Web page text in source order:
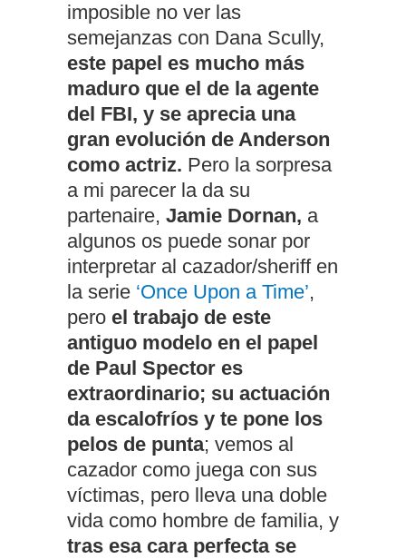
imposible no ver las
semejanzas con Dana Scully,
este papel es mucho más
maduro que el de la agente
del FBI, y se aprecia una
gran evolución de Anderson
como actriz. Pero la sorpresa
a mi parecer la da su
partenaire, Jamie Dornan, a
algunos os puede sonar por
interpretar al cazador/sheriff en
la serie ‘Once Upon a Time’,
pero el trabajo de este
antiguo modelo en el papel
de Paul Spector es
extraordinario; su actuación
da escalofríos y te pone los
pelos de punta; vemos al
cazador como juega con sus
víctimas, pero lleva una doble
vida como hombre de familia, y
tras esa cara perfecta se